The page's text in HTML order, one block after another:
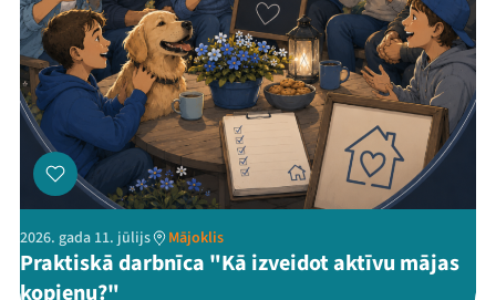
2026. gada 11. jūlijs Mājoklis
Praktiskā darbnīca "Kā izveidot aktīvu mājas
kopienu?"